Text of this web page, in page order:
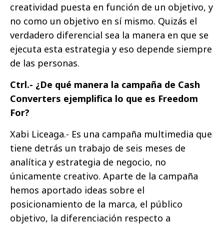
creatividad puesta en función de un objetivo, y
no como un objetivo en sí mismo. Quizás el
verdadero diferencial sea la manera en que se
ejecuta esta estrategia y eso depende siempre
de las personas.
Ctrl.- ¿De qué manera la campaña de Cash
Converters ejemplifica lo que es Freedom
For?
Xabi Liceaga.- Es una campaña multimedia que
tiene detrás un trabajo de seis meses de
analítica y estrategia de negocio, no
únicamente creativo. Aparte de la campaña
hemos aportado ideas sobre el
posicionamiento de la marca, el público
objetivo, la diferenciación respecto a